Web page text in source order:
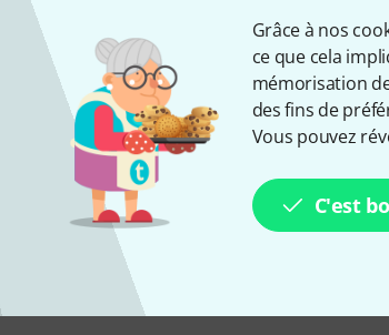
Grâce à nos
ce que cela
mémorisation
des fins de
Vous pouvez
C'est
Un